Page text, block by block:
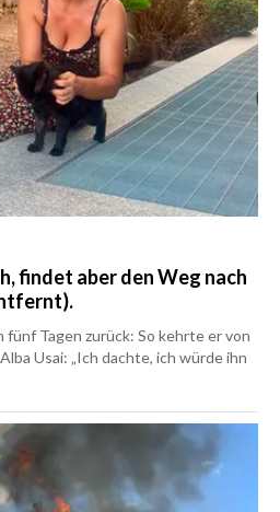
findet aber den Weg nach
Tagen zurück: So kehrte er von
Usai: „Ich dachte, ich würde ihn